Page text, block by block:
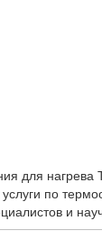
для
по
и